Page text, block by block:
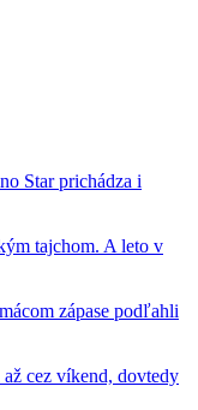
Star prichádza i
tajchom. A leto v
zápase podľahli
cez víkend, dovtedy